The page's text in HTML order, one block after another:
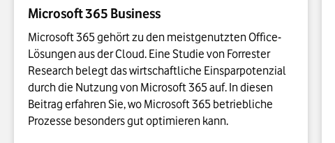
Microsoft 365 Business
Microsoft 365 gehört zu den meistgenutzten Office-
Lösungen aus der Cloud. Eine Studie von Forrester
Research belegt das wirtschaftliche Einsparpotenzial
durch die Nutzung von Microsoft 365 auf. In diesen
Beitrag erfahren Sie, wo Microsoft 365 betriebliche
Prozesse besonders gut optimieren kann.